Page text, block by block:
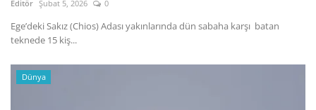
Editör Şubat 5, 2026 0
Ege’deki Sakız (Chios) Adası yakınlarında dün sabaha karşı batan
teknede 15 kiş...
Dünya